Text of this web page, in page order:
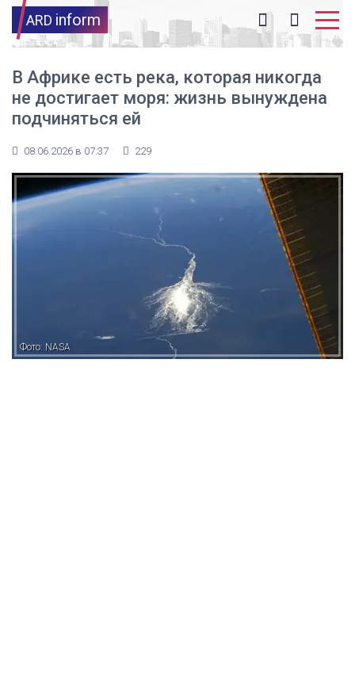
ARD inform
В Африке есть река, которая никогда
не достигает моря: жизнь вынуждена
подчиняться ей
08.06.2026 в 07:37 229
Фото: NASA